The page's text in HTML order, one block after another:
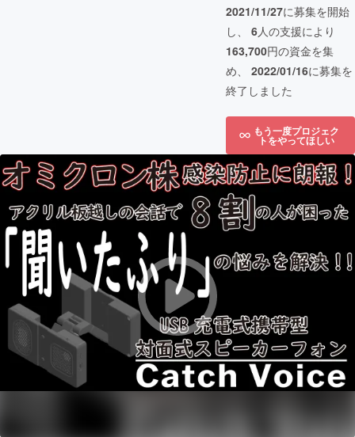
2021/11/27に募集を開始
し、 6人の支援により
163,700円の資金を集
め、 2022/01/16に募集を
終了しました
もう一度プロジェク
トをやってほしい